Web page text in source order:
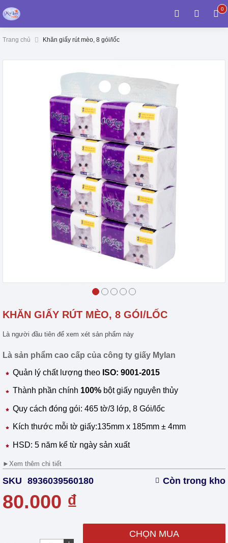
00
Trang chủ Khăn giấy rút mèo, 8 gói/lốc
KHĂN GIẤY RÚT MÈO, 8 GÓI/LỐC
Là người đầu tiên để xem xét sản phẩm này
Là sản phẩm cao cấp của công ty giấy Mylan
Quản lý chất lượng theo ISO: 9001-2015
Thành phần chính 100% bột giấy nguyên thủy
Quy cách đóng gói: 465 tờ/3 lớp, 8 Gói/lốc
Kích thước mỗi tờ giấy:135mm x 185mm ± 4mm
HSD: 5 năm kể từ ngày sản xuất
► Xem thêm chi tiết
SKU 8936039560180 Còn trong kho
80.000 ₫
CHỌN MUA